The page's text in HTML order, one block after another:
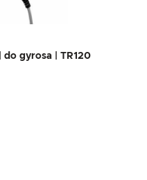
do gyrosa | TR120